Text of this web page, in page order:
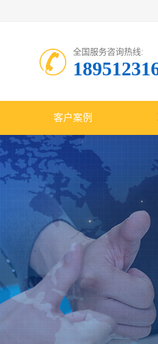
全国服务咨询热线:
客户案例